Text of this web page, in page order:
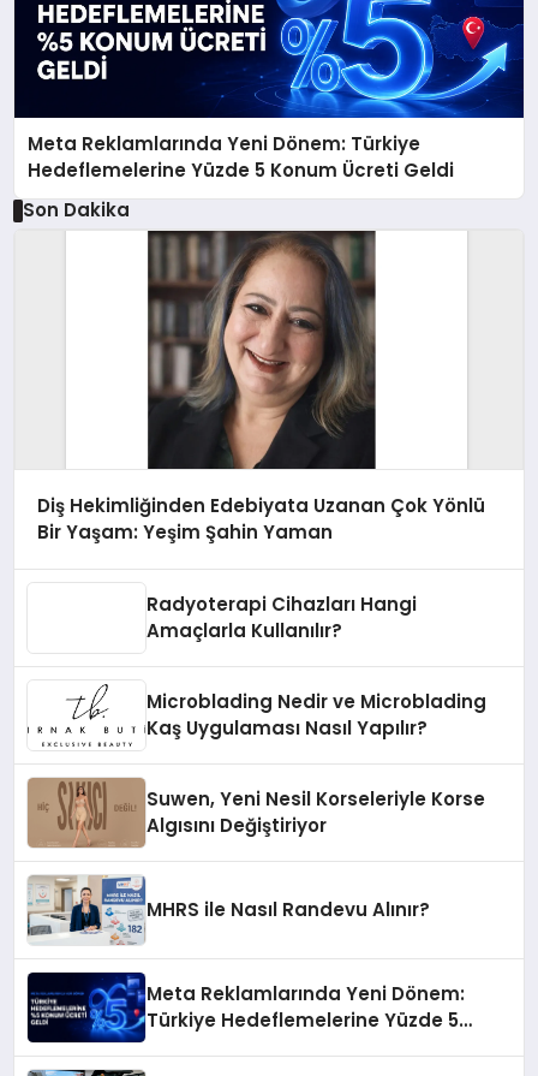
Meta Reklamlarında Yeni Dönem: Türkiye
Hedeflemelerine Yüzde 5 Konum Ücreti Geldi
Son Dakika
Diş Hekimliğinden Edebiyata Uzanan Çok Yönlü
Bir Yaşam: Yeşim Şahin Yaman
Radyoterapi Cihazları Hangi
Amaçlarla Kullanılır?
Microblading Nedir ve Microblading
Kaş Uygulaması Nasıl Yapılır?
Suwen, Yeni Nesil Korseleriyle Korse
Algısını Değiştiriyor
MHRS ile Nasıl Randevu Alınır?
Meta Reklamlarında Yeni Dönem:
Türkiye Hedeflemelerine Yüzde 5